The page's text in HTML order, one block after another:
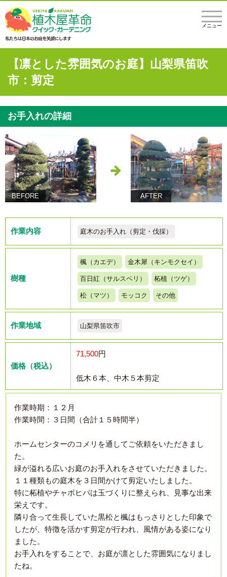
メニュー
【凛とした雰囲気のお庭】山梨県笛吹
市：剪定
お手入れの詳細
BEFORE AFTER
作業内容 庭木のお手入れ（剪定・伐採）
樹種
楓（カエデ） 金木犀（キンモクセイ）
百日紅（サルスベリ） 柘植（ツゲ）
松（マツ） モッコク その他
作業地域 山梨県笛吹市
価格（税込）
71,500円
低木６本、中木５本剪定
作業時期：１２月
作業時間：３日間（合計１５時間半）
ホームセンターのコメリを通してご依頼をいただきまし
た。
緑が溢れる広いお庭のお手入れをさせていただきました。
１１種類もの庭木を３日間かけて剪定いたしました。
特に柘植やチャボヒバは玉づくりに整えられ、見事な出来
栄えです。
隣り合って生長していた黒松と楓はもっさりとした印象で
したが、特徴を活かす剪定が行われ、風情がある姿になり
ました。
お手入れをすることで、お庭が凛とした雰囲気になりまし
たね。